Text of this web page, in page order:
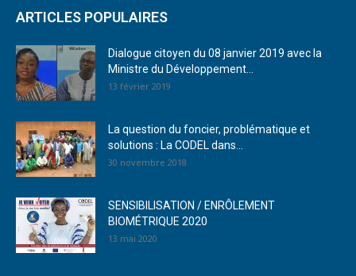
ARTICLES POPULAIRES
Dialogue citoyen du 08 janvier 2019 avec la
Ministre du Développement...
13 février 2019
La question du foncier, problématique et
solutions : La CODEL dans...
30 novembre 2018
SENSIBILISATION / ENRÔLEMENT
BIOMÉTRIQUE 2020
13 mai 2020